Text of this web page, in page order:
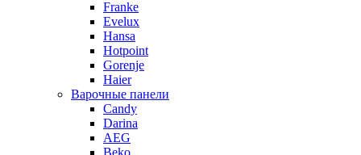
Franke
Evelux
Hansa
Hotpoint
Gorenje
Haier
Варочные панели
Candy
Darina
AEG